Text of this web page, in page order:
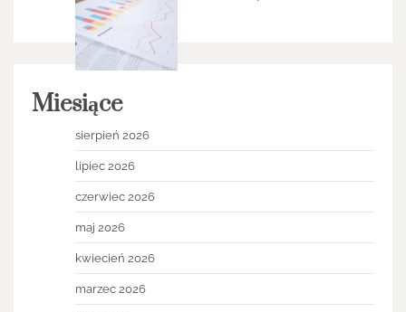
Miesiące
sierpień 2026
lipiec 2026
czerwiec 2026
maj 2026
kwiecień 2026
marzec 2026